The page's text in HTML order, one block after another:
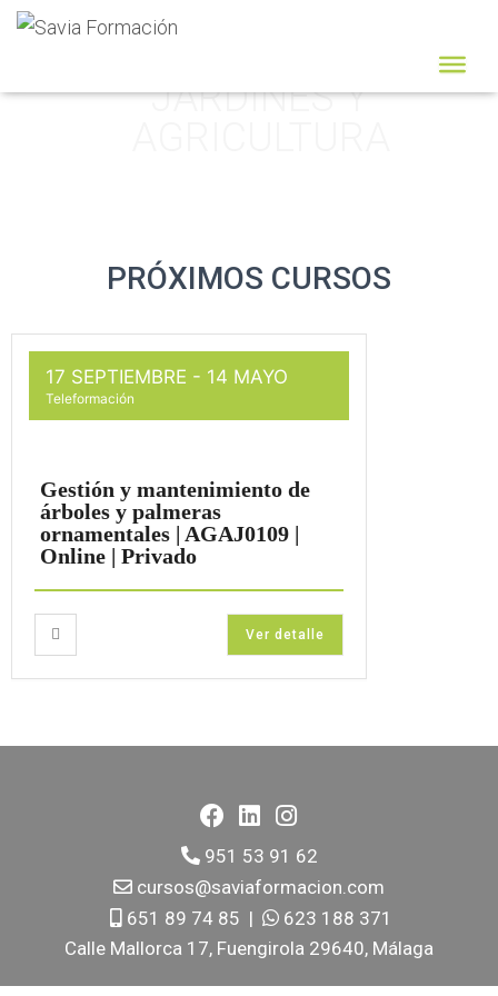
JARDINES Y
PRÓXIMOS CURSOS
17 SEPTIEMBRE - 14 MAYO
Teleformación
Gestión y mantenimiento de
árboles y palmeras
ornamentales | AGAJ0109 |
Online | Privado
Ver detalle
951 53 91 62
cursos@saviaformacion.com
651 89 74 85 |
623 188 371
Calle Mallorca 17, Fuengirola 29640, Málaga